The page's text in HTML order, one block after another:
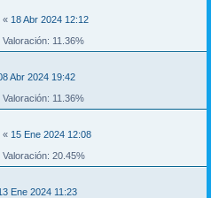
« 18 Abr 2024 12:12
Valoración: 11.36%
Abr 2024 19:42
Valoración: 11.36%
« 15 Ene 2024 12:08
Valoración: 20.45%
Ene 2024 11:23